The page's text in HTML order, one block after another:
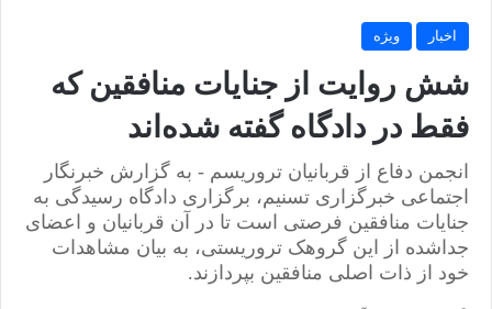
اخبار ویژه
شش روایت از جنایات منافقین که
فقط در دادگاه گفته شده‌اند
انجمن دفاع از قربانیان تروریسم - به گزارش خبرنگار
اجتماعی خبرگزاری تسنیم، برگزاری دادگاه رسیدگی به
جنایات منافقین فرصتی است تا در آن قربانیان و اعضای
جداشده از این گروهک تروریستی، به بیان مشاهدات
خود از ذات اصلی منافقین بپردازند.